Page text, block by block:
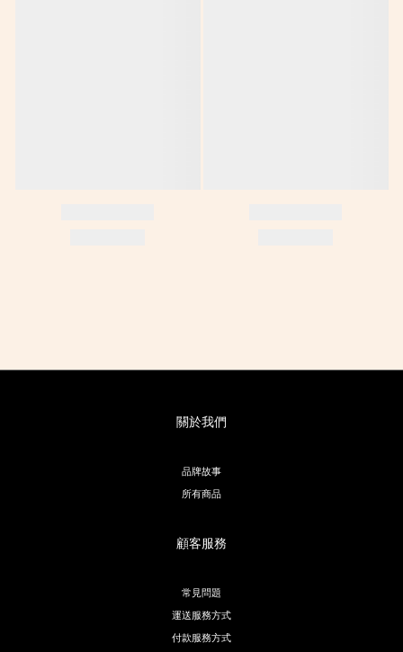
關於我們
品牌故事
所有商品
顧客服務
常見問題
運送服務方式
付款服務方式